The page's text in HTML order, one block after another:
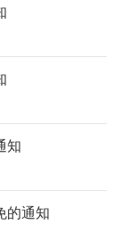
知
的通知